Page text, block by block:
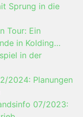
Sprung in die
Tour: Ein
in Kolding…
in der
2024: Planungen
07/2023: